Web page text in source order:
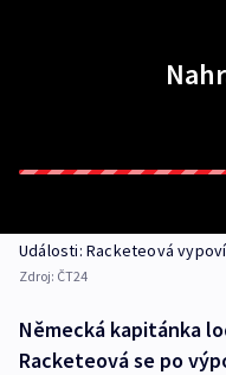
Události: Racketeová
Zdroj: ČT24
Německá kapitánka
Racketeová se po